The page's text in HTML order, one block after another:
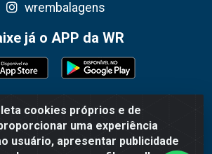
cookies próprios e de
uma experiência
usuário, apresentar publicidade
wrembalagens
já o APP da WR
- R. Cel. Teodoro Gomes de Araújo,
- Barbacena / MG - CEP 36202-628 -
CNPJ 02.692.206/0001-55